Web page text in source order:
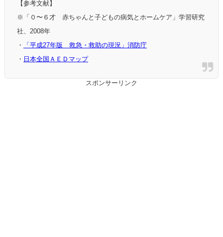
【参考文献】
※「０〜６才 赤ちゃんと子どもの病気とホームケア」学習研究
社、2008年
・ 「平成27年版 救急・救助の現況」消防庁
・ 日本全国ＡＥＤマップ
スポンサーリンク